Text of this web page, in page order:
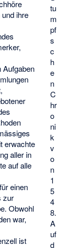
tu
m
pf
s
c
h
e
n
C
hr
o
ni
k
v
o
n
1
5
4
8.
A
uf
d
ihre
Aufgaben
erwachte
aller in
auf alle
einen
zur
Obwohl
war,
ist